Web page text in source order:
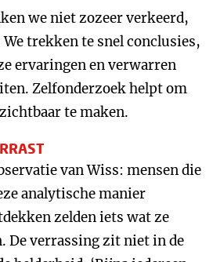
we niet zozeer verkeerd,
trekken te snel conclusies,
ervaringen en verwarren
Zelfonderzoek helpt om
te maken.
van Wiss: mensen die
analytische manier
zelden iets wat ze
De verrassing zit niet in de